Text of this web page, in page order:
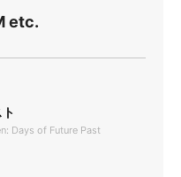
etc.
Days of Future Past